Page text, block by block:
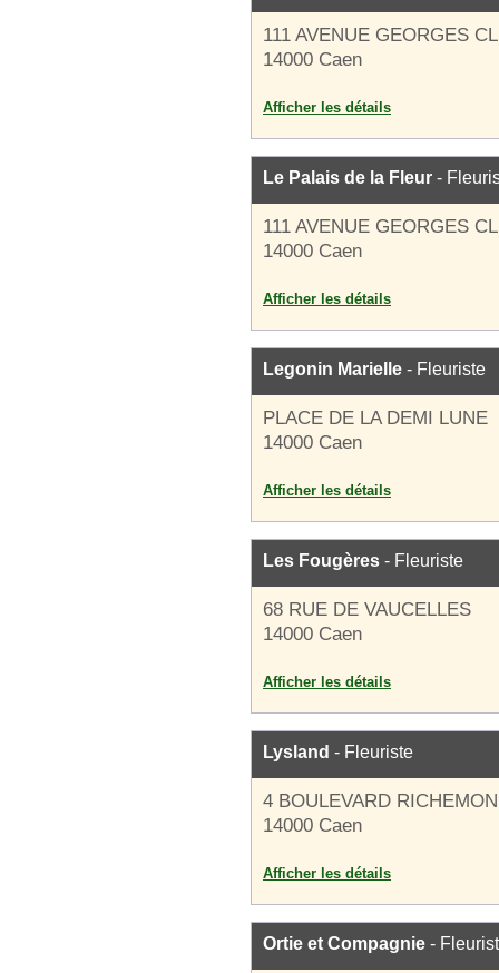
111 AVENUE GEORGES
14000 Caen
Afficher les détails
Le Palais de la Fleur -
111 AVENUE GEORGES
14000 Caen
Afficher les détails
Legonin Marielle - Fleuriste
PLACE DE LA DEMI LUNE
14000 Caen
Afficher les détails
Les Fougères - Fleuriste
68 RUE DE VAUCELLES
14000 Caen
Afficher les détails
Lysland - Fleuriste
4 BOULEVARD
14000 Caen
Afficher les détails
Ortie et Compagnie -